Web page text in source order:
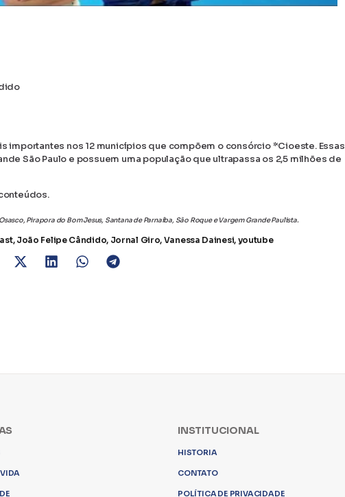
importantes nos 12 municípios que compõem o consórcio *Cioeste. Essas
São Paulo e possuem uma população que ultrapassa os 2,5 milhões de
Pirapora do Bom Jesus, Santana de Parnaíba, São Roque e Vargem Grande Paulista.
, João Felipe Cândido, Jornal Giro, Vanessa Dainesi, youtube
INSTITUCIONAL
HISTORIA
CONTATO
POLÍTICA DE PRIVACIDADE